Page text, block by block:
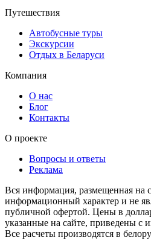
Путешествия
Автобусные туры
Экскурсии
Отдых в Беларуси
Компания
О нас
Блог
Контакты
О проекте
Вопросы и ответы
Реклама
Вся информация, размещенная на
информационный характер и не
публичной офертой. Цены в
указанные на сайте, приведены с
Все расчеты производятся в